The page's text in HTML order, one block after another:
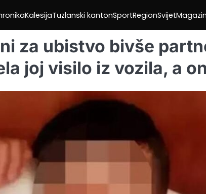
KalesijaTuzlanski kantonSportRegionSvijetMagazin
za ubistvo bivše
joj visilo iz vozila, a